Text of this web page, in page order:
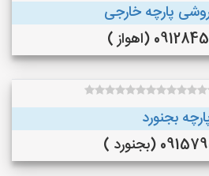
پارچه خارجی
(اهواز )
بجنورد
(بجنورد )